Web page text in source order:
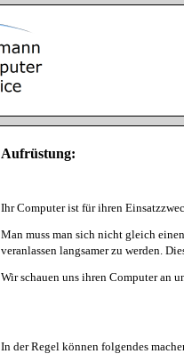
Aufrüstung:
Ihr Computer ist für ihren
Man muss man sich nicht gleich
veranlassen langsamer zu werden.
Wir schauen uns ihren Computer an
In der Regel können folgendes